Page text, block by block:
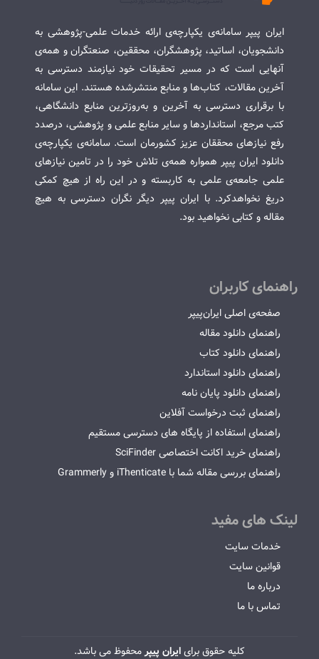
ایران پیپر سامانه‌ی یکپارچه‌ی ارائه خدمات علمی-پژوهشی به
دانشجویان، اساتید، پژوهشگران، محققین، صنعتگران و همه‌ی
آنهایی است که در مسیر تحقیقات خود نیازمند دسترسی به
آخرین مقالات، کتاب‌ها و منابع منتشرشده هستند. این سامانه
با برقراری دسترسی به آخرین و به‌روزترین منابع دانشگاهی،
کتب مرجع، استانداردها و سایر منابع علمی و پژوهشی، درصدد
رفع نیازهای محققان عزیز کشورمان است. سامانه‌ی یکپارچه‌ی
دانلود ایران پیپر همواره همه‌ی تلاش خود را در تامین نیازهای
علمی جامعه‌ی علمی به کاربسته و در این راه از هیچ کمکی
دریغ نخواهدکرد. با ایران پیپر دیگر نگران دسترسی به هیچ
مقاله و کتابی نخواهید بود.
راهنمای کاربران
صفحه‌ی اصلی ایران‌پیپر
راهنمای دانلود مقاله
راهنمای دانلود کتاب
راهنمای دانلود استاندارد
راهنمای دانلود پایان نامه
راهنمای ثبت درخواست آفلاین
راهنمای استفاده از پایگاه های دسترسی مستقیم
راهنمای خرید اکانت اختصاصی SciFinder
راهنمای بررسی مقاله شما با iThenticate و Grammerly
لینک های مفید
خدمات سایت
قوانین سایت
درباره ما
تماس با ما
کلیه حقوق برایایران پیپرمحفوظ می باشد.